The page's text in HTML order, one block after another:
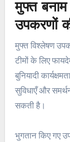
मुफ्त
उपकरणों
मुफ्त विश्लेषण
टीमों के लिए
बुनियादी
सुविधाएँ और
सकती है।
भुगतान किए गए